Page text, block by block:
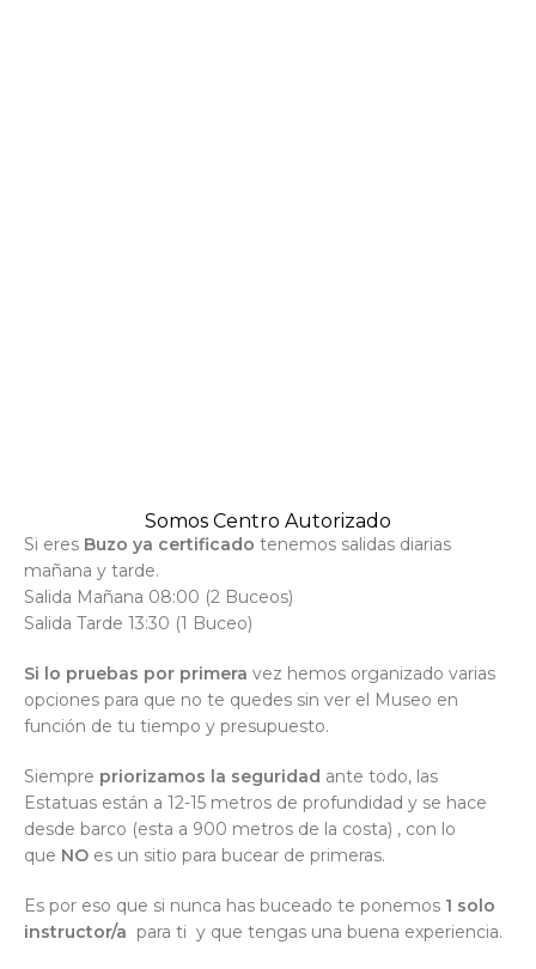
Somos Centro Autorizado
Si eres Buzo ya certificado tenemos salidas diarias
mañana y tarde.
Salida Mañana 08:00 (2 Buceos)
Salida Tarde 13:30 (1 Buceo)
Si lo pruebas por primera vez hemos organizado varias
opciones para que no te quedes sin ver el Museo en
función de tu tiempo y presupuesto.
Siempre priorizamos la seguridad ante todo, las
Estatuas están a 12-15 metros de profundidad y se hace
desde barco (esta a 900 metros de la costa) , con lo
que NO es un sitio para bucear de primeras.
Es por eso que si nunca has buceado te ponemos 1 solo
instructor/a para ti y que tengas una buena experiencia.